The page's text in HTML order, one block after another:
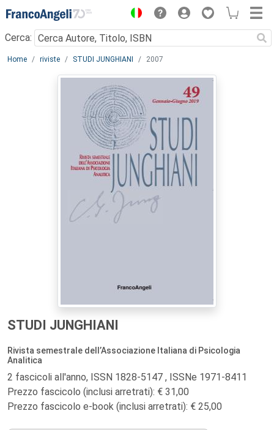
Menu
Cerca:
Main content
Home riviste STUDI JUNGHIANI 2007
STUDI JUNGHIANI
Rivista semestrale dell’Associazione Italiana di Psicologia
Analitica
2 fascicoli all'anno, ISSN 1828-5147 , ISSNe 1971-8411
Prezzo fascicolo (inclusi arretrati): € 31,00
Prezzo fascicolo e-book (inclusi arretrati): € 25,00